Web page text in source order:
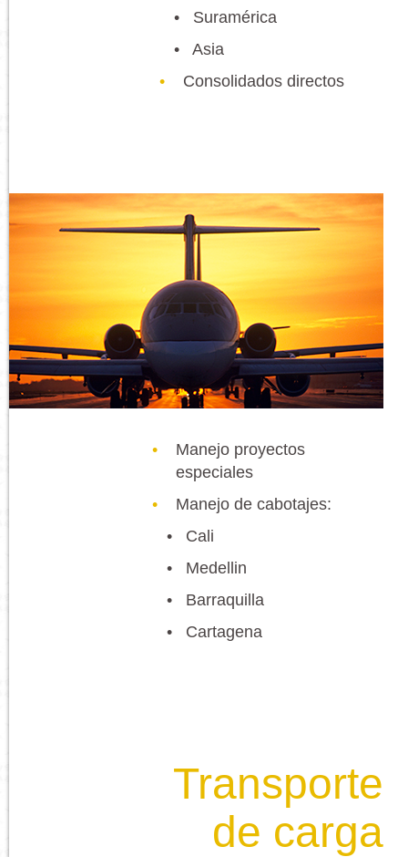
• Suramérica
• Asia
Consolidados directos
Manejo proyectos
especiales
Manejo de cabotajes:
• Cali
• Medellin
• Barraquilla
• Cartagena
Transporte
de carga